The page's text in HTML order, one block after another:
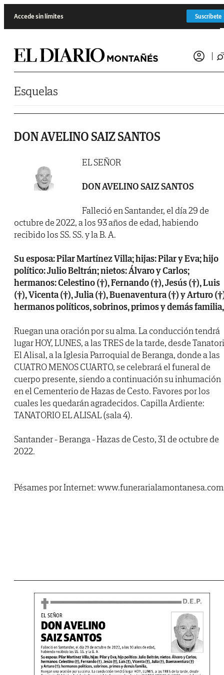
Accede sin límites Suscríbete
Esquelas
DON AVELINO SAIZ SANTOS
EL SEÑOR
DON AVELINO SAIZ SANTOS
Falleció en Santander, el día 29 de
octubre de 2022, a los 93 años de edad, habiendo
recibido los SS. SS. y la B. A.
Su esposa: Pilar Martínez Villa; hijas: Pilar y Eva; hijo
político: Julio Beltrán; nietos: Álvaro y Carlos;
hermanos: Celestino (†), Fernando (†), Jesús (†), Luis
(†), Vicenta (†), Julia (†), Buenaventura (†) y Arturo
hermanos políticos, sobrinos, primos y demás familia,
Ruegan una oración por su alma. La conducción tendrá
lugar HOY, LUNES, a las TRES de la tarde, desde
El Alisal, a la Iglesia Parroquial de Beranga, donde a las
CUATRO MENOS CUARTO, se celebrará el funeral de
cuerpo presente, siendo a continuación su inhumación
en el Cementerio de Hazas de Cesto. Favores por los
cuales les quedarán agradecidos. Capilla Ardiente:
TANATORIO EL ALISAL (sala 4).
Santander - Beranga - Hazas de Cesto, 31 de octubre de
2022.
Pésames por Internet: www.funerarialamontanesa.com